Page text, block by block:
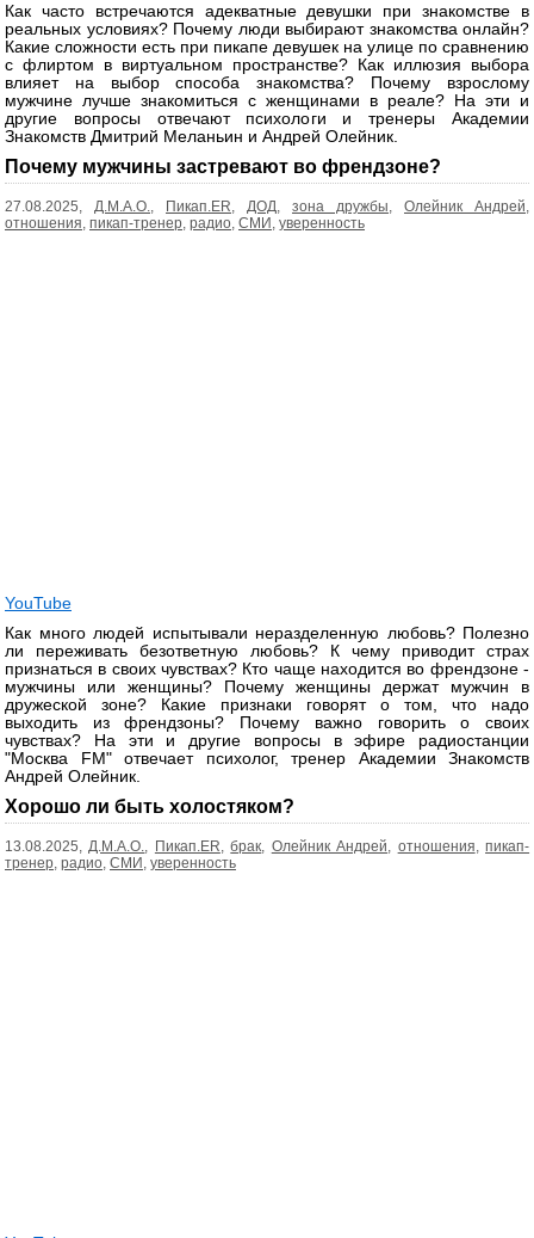
Как часто встречаются адекватные девушки при знакомстве в
реальных условиях? Почему люди выбирают знакомства онлайн?
Какие сложности есть при пикапе девушек на улице по сравнению
с флиртом в виртуальном пространстве? Как иллюзия выбора
влияет на выбор способа знакомства? Почему взрослому
мужчине лучше знакомиться с женщинами в реале? На эти и
другие вопросы отвечают психологи и тренеры Академии
Знакомств Дмитрий Меланьин и Андрей Олейник.
Почему мужчины застревают во френдзоне?
27.08.2025, Д.М.А.О. Пикап.ER ДОД зона дружбы Олейник Андрей
отношения пикап-тренер радио СМИ уверенность
YouTube
Как много людей испытывали неразделенную любовь? Полезно
ли переживать безответную любовь? К чему приводит страх
признаться в своих чувствах? Кто чаще находится во френдзоне -
мужчины или женщины? Почему женщины держат мужчин в
дружеской зоне? Какие признаки говорят о том, что надо
выходить из френдзоны? Почему важно говорить о своих
чувствах? На эти и другие вопросы в эфире радиостанции
"Москва FM" отвечает психолог, тренер Академии Знакомств
Андрей Олейник.
Хорошо ли быть холостяком?
13.08.2025, Д.М.А.О. Пикап.ER ,брак Олейник Андрей отношения ,пикап-
тренер радио СМИ уверенность